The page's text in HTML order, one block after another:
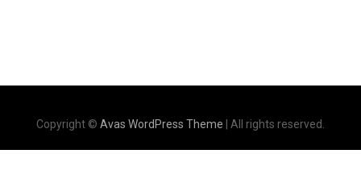
Copyright © Avas WordPress Theme | All rights reserved.